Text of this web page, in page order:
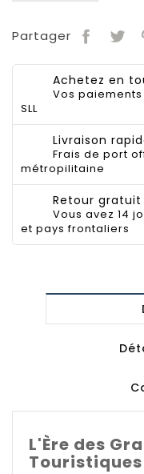
Partager
Achetez en
Vos paiements
SLL
Livraison
Frais de port
métropilitaine
Retour gratuit
Vous avez 14
et pays frontaliers
L'Ère des
Touristiques